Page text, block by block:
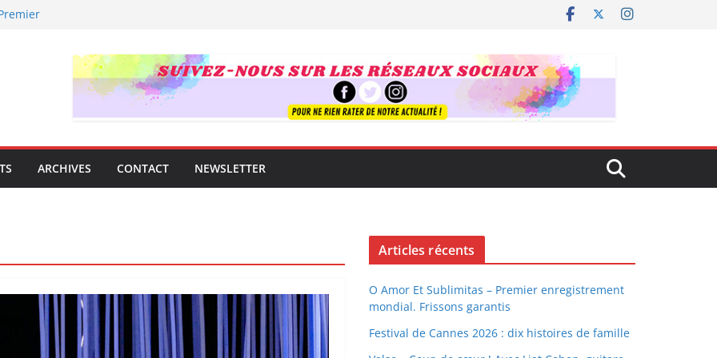
ARCHIVES CONTACT NEWSLETTER
Articles récents
O Amor Et Sublimitas – Premier enregistrement
mondial. Frissons garantis
Festival de Cannes 2026 : dix histoires de famille